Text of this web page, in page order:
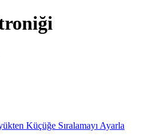
Küçüğe Sıralamayı Ayarla